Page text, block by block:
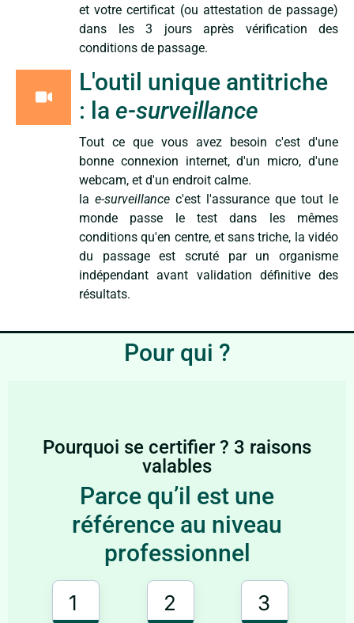
et votre certificat (ou attestation de passage)
dans les 3 jours après vérification des
conditions de passage.
L'outil unique antitriche
: la e-surveillance
Tout ce que vous avez besoin c'est d'une
bonne connexion internet, d'un micro, d'une
webcam, et d'un endroit calme.
la e-surveillance c'est l'assurance que tout le
monde passe le test dans les mêmes
conditions qu'en centre, et sans triche, la vidéo
du passage est scruté par un organisme
indépendant avant validation définitive des
résultats.
Pour qui ?
Pourquoi se certifier ? 3 raisons
valables
Parce qu’il est une
référence au niveau
professionnel
1 2 3